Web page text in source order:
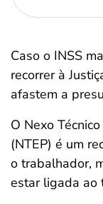
Caso o INSS
recorrer à
afastem a
O Nexo
(NTEP) é um
o trabalhador,
estar ligada ao